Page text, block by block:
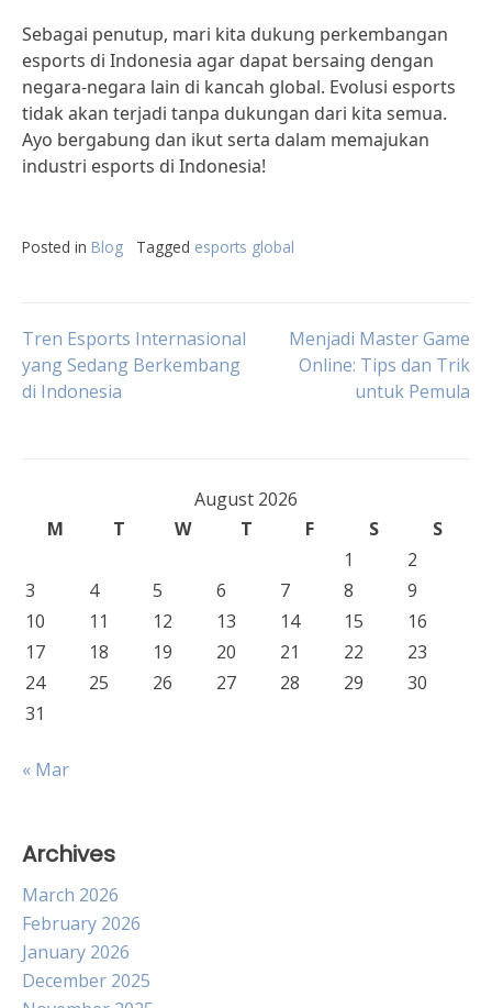
Sebagai penutup, mari kita dukung perkembangan
esports di Indonesia agar dapat bersaing dengan
negara-negara lain di kancah global. Evolusi esports
tidak akan terjadi tanpa dukungan dari kita semua.
Ayo bergabung dan ikut serta dalam memajukan
industri esports di Indonesia!
Posted in Blog Tagged esports global
Post
navigation
Tren Esports Internasional
yang Sedang Berkembang
di Indonesia
Menjadi Master Game
Online: Tips dan Trik
untuk Pemula
August 2026
M
T W T F S
S
1
2
3
4 5 6 7 8
9
10
11 12 13 14 15
16
17
18 19 20 21 22
23
24
25 26 27 28 29
30
31
« Mar
Archives
March 2026
February 2026
January 2026
December 2025